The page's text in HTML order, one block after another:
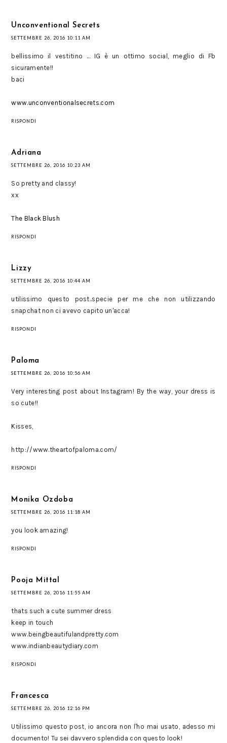
Unconventional Secrets
SETTEMBRE 26, 2016 10:11 AM
bellissimo il vestitino ... IG è un ottimo social, meglio di Fb
sicuramente!!
baci
www.unconventionalsecrets.com
RISPONDI
Adriana
SETTEMBRE 26, 2016 10:23 AM
So pretty and classy!
xx
The Black Blush
RISPONDI
Lizzy
SETTEMBRE 26, 2016 10:44 AM
utilissimo questo post..specie per me che non utilizzando
snapchat non ci avevo capito un'acca!
RISPONDI
Paloma
SETTEMBRE 26, 2016 10:56 AM
Very interesting post about Instagram! By the way, your dress is
so cute!!
Kisses,
http://www.theartofpaloma.com/
RISPONDI
Monika Ozdoba
SETTEMBRE 26, 2016 11:18 AM
you look amazing!
RISPONDI
Pooja Mittal
SETTEMBRE 26, 2016 11:55 AM
thats such a cute summer dress
keep in touch
www.beingbeautifulandpretty.com
www.indianbeautydiary.com
RISPONDI
Francesca
SETTEMBRE 26, 2016 12:16 PM
Utilissimo questo post, io ancora non l'ho mai usato, adesso mi
documento! Tu sei davvero splendida con questo look!